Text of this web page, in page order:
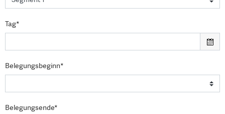
Tag*
Belegungsbeginn*
Belegungsende*